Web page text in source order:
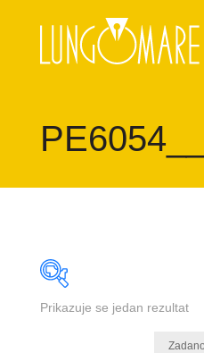
PE6054__
Prikazuje se jedan rezultat